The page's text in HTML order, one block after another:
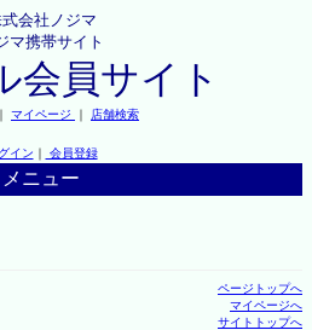
会社ノジマ
マ携帯サイト
会員サイト
｜ マイページ ｜ 店舗検索
イン ｜ 会員登録
メニュー
ページトップへ
マイページへ
サイトトップへ